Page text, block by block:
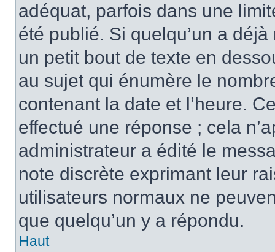
adéquat, parfois dans une
été publié. Si quelqu’un a
un petit bout de texte en
au sujet qui énumère le
contenant la date et l’heure.
effectué une réponse ; cela
administrateur a édité le
note discrète exprimant leur
utilisateurs normaux ne
que quelqu’un y a répondu.
Haut